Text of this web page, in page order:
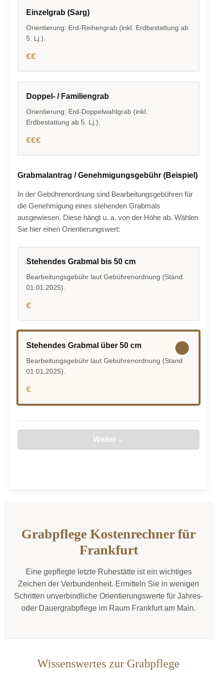
Einzelgrab (Sarg)
Orientierung: Erd-Reihengrab (inkl. Erdbestattung ab
5. Lj.).
€€
Doppel- / Familiengrab
Orientierung: Erd-Doppelwahlgrab (inkl.
Erdbestattung ab 5. Lj.).
€€€
Grabmalantrag / Genehmigungsgebühr (Beispiel)
In der Gebührenordnung sind Bearbeitungsgebühren für
die Genehmigung eines stehenden Grabmals
ausgewiesen. Diese hängt u. a. von der Höhe ab. Wählen
Sie hier einen Orientierungswert:
Stehendes Grabmal bis 50 cm
Bearbeitungsgebühr laut Gebührenordnung (Stand
01.01.2025).
€
Stehendes Grabmal über 50 cm
Bearbeitungsgebühr laut Gebührenordnung (Stand
01.01.2025).
€
Weiter→
Grabpflege Kostenrechner für
Frankfurt
Eine gepflegte letzte Ruhestätte ist ein wichtiges
Zeichen der Verbundenheit. Ermitteln Sie in wenigen
Schritten unverbindliche Orientierungswerte für Jahres-
oder Dauergrabpflege im Raum Frankfurt am Main.
Wissenswertes zur Grabpflege